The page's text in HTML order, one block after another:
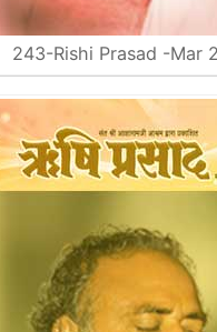
243-Rishi Prasad -Mar